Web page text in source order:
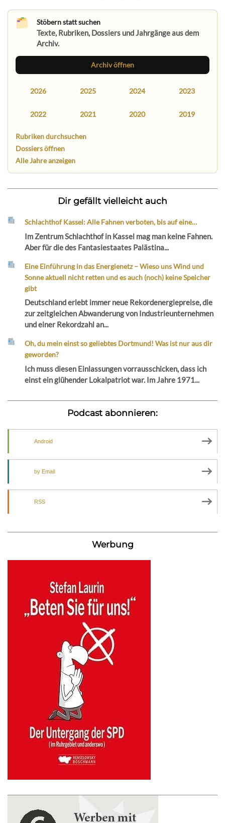
Stöbern statt suchen
Texte, Rubriken, Dossiers und Jahrgänge aus dem
Archiv.
Archiv öffnen
2026 2025 2024 2023
2022 2021 2020 2019
Rubriken durchsuchen
Dossiers öffnen
Alle Jahre anzeigen
Dir gefällt vielleicht auch
Schlachthof Kassel: Alle Fahnen verboten, bis auf eine…
Im Zentrum Schlachthof in Kassel mag man keine Fahnen.
Aber für die des Fantasiestaates Palästina...
Eine Einführung in das Energienetz – Wieso uns Wind und
Sonne aktuell nicht retten und es auch (noch) keine Speicher
gibt
Deutschland erlebt immer neue Rekordenergiepreise, die
zur zeitgleichen Abwanderung von Industrieunternehmen
und einer Rekordzahl an...
Oh, du mein einst so geliebtes Dortmund! Was ist nur aus dir
geworden?
Ich muss diesen Einlassungen vorrausschicken, dass ich
einst ein glühender Lokalpatriot war. Im Jahre 1971...
Podcast abonnieren:
Android
by Email
RSS
Werbung